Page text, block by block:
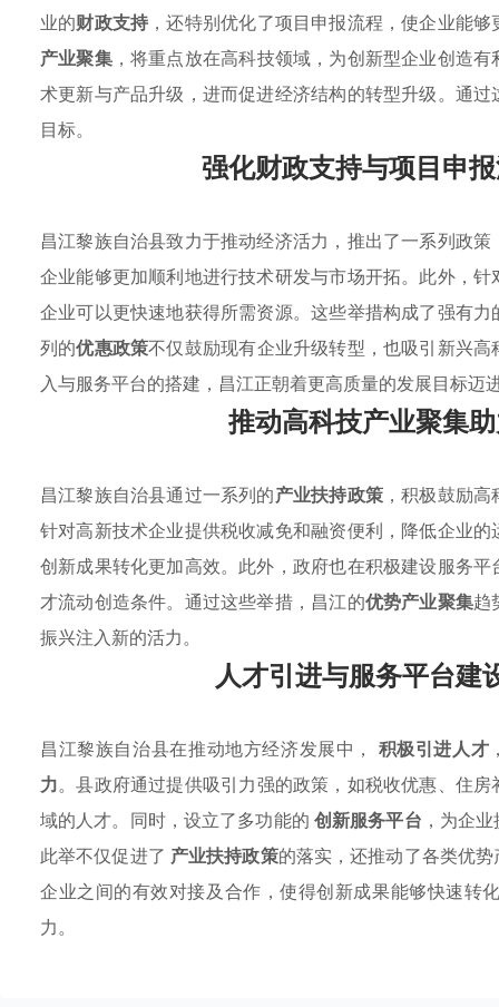
业的财政支持 ，还特别优化了项目申报流程，使企业能
产业聚集，将重点放在高科技领域，为创新型企业创造
术更新与产品升级，进而促进经济结构的转型升级。通
目标。
强化财政支持与项目申
昌江黎族自治县致力于推动经济活力，推出了一系列政策
企业能够更加顺利地进行技术研发与市场开拓。此外，
企业可以更快速地获得所需资源。这些举措构成了强有力
列的优惠政策不仅鼓励现有企业升级转型，也吸引新兴
入与服务平台的搭建，昌江正朝着更高质量的发展目标迈
推动高科技产业聚集
昌江黎族自治县通过一系列的产业扶持政策，积极鼓励高
针对高新技术企业提供税收减免和融资便利，降低企业
创新成果转化更加高效。此外，政府也在积极建设服务
才流动创造条件。通过这些举措，昌江的优势产业聚集趋
振兴注入新的活力。
人才引进与服务平台建
昌江黎族自治县在推动地方经济发展中， 积极引进人才
力。县政府通过提供吸引力强的政策，如税收优惠、住
域的人才。同时，设立了多功能的 创新服务平台 ，为企
此举不仅促进了 产业扶持政策的落实，还推动了各类优
企业之间的有效对接及合作，使得创新成果能够快速转
力。